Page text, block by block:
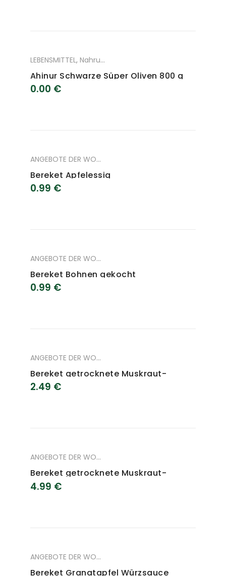
LEBENSMITTEL, Nahrungsmittel
Ahinur Schwarze Süper Oliven 800 g
0.00 €
ANGEBOTE DER WOCHE
Bereket Apfelessig
0.99 €
ANGEBOTE DER WOCHE
Bereket Bohnen gekocht
0.99 €
ANGEBOTE DER WOCHE
Bereket getrocknete Muskraut-
Blätter 200 g
2.49 €
ANGEBOTE DER WOCHE
Bereket getrocknete Muskraut-
Blätter 400 g
4.99 €
ANGEBOTE DER WOCHE
Bereket Granatapfel Würzsauce